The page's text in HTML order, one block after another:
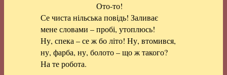
Ото-то!
Се чиста нільська повідь! Заливає
мене словами – пробі, утоплюсь!
Ну, спека – се ж бо літо! Ну, втомився,
ну, фарба, ну, болото – що ж такого?
На те робота.